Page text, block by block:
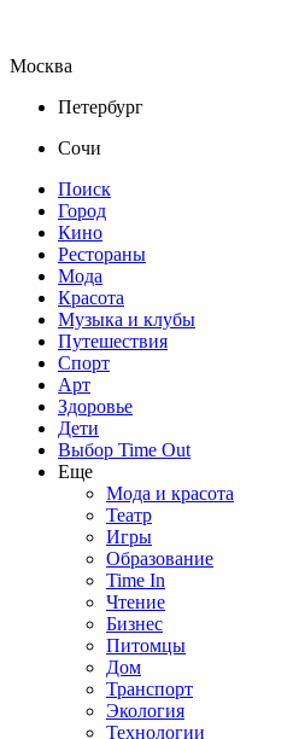
Москва
Петербург
Сочи
Поиск
Город
Кино
Рестораны
Мода
Красота
Музыка и клубы
Путешествия
Спорт
Арт
Здоровье
Дети
Выбор Time Out
Еще
Мода и красота
Театр
Игры
Образование
Time In
Чтение
Бизнес
Питомцы
Дом
Транспорт
Экология
Технологии